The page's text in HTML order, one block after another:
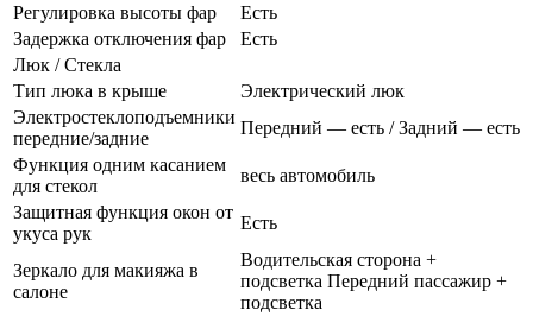
Регулировка высоты фар
Есть
Задержка отключения фар
Есть
Люк / Стекла
Тип люка в крыше
Электрический люк
Электростеклоподъемники
передние/задние
Передний — есть / Задний — есть
Функция одним касанием
для стекол
весь автомобиль
Защитная функция окон от
укуса рук
Есть
Зеркало для макияжа в
салоне
Водительская сторона +
подсветка Передний пассажир +
подсветка